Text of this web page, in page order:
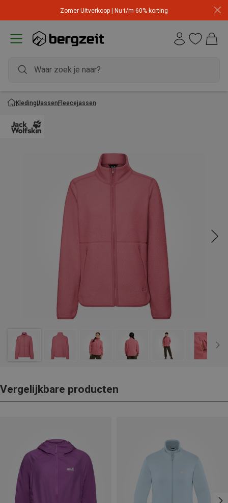
Zomer Uitverkoop | Nu t/m 60% korting
KledingJassenFleecejassen
Vergelijkbare producten